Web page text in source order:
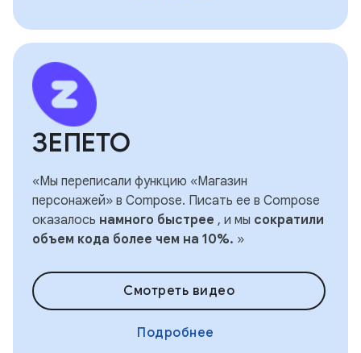
ЗЕПЕТО
«Мы переписали функцию «Магазин
персонажей» в Compose. Писать ее в Compose
оказалось намного быстрее , и мы сократили
объем кода более чем на 10%. »
Смотреть видео
Подробнее